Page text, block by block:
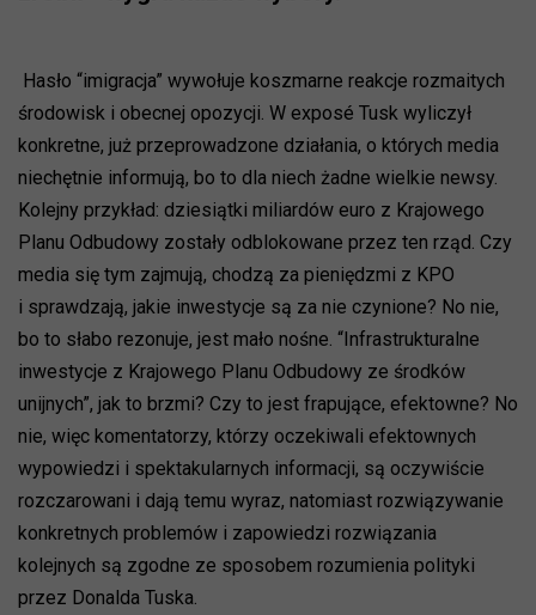
Hasło “imigracja” wywołuje koszmarne reakcje rozmaitych
środowisk i obecnej opozycji. W exposé Tusk wyliczył
konkretne, już przeprowadzone działania, o których media
niechętnie informują, bo to dla niech żadne wielkie newsy.
Kolejny przykład: dziesiątki miliardów euro z Krajowego
Planu Odbudowy zostały odblokowane przez ten rząd. Czy
media się tym zajmują, chodzą za pieniędzmi z KPO
i sprawdzają, jakie inwestycje są za nie czynione? No nie,
bo to słabo rezonuje, jest mało nośne. “Infrastrukturalne
inwestycje z Krajowego Planu Odbudowy ze środków
unijnych”, jak to brzmi? Czy to jest frapujące, efektowne? No
nie, więc komentatorzy, którzy oczekiwali efektownych
wypowiedzi i spektakularnych informacji, są oczywiście
rozczarowani i dają temu wyraz, natomiast rozwiązywanie
konkretnych problemów i zapowiedzi rozwiązania
kolejnych są zgodne ze sposobem rozumienia polityki
przez Donalda Tuska.